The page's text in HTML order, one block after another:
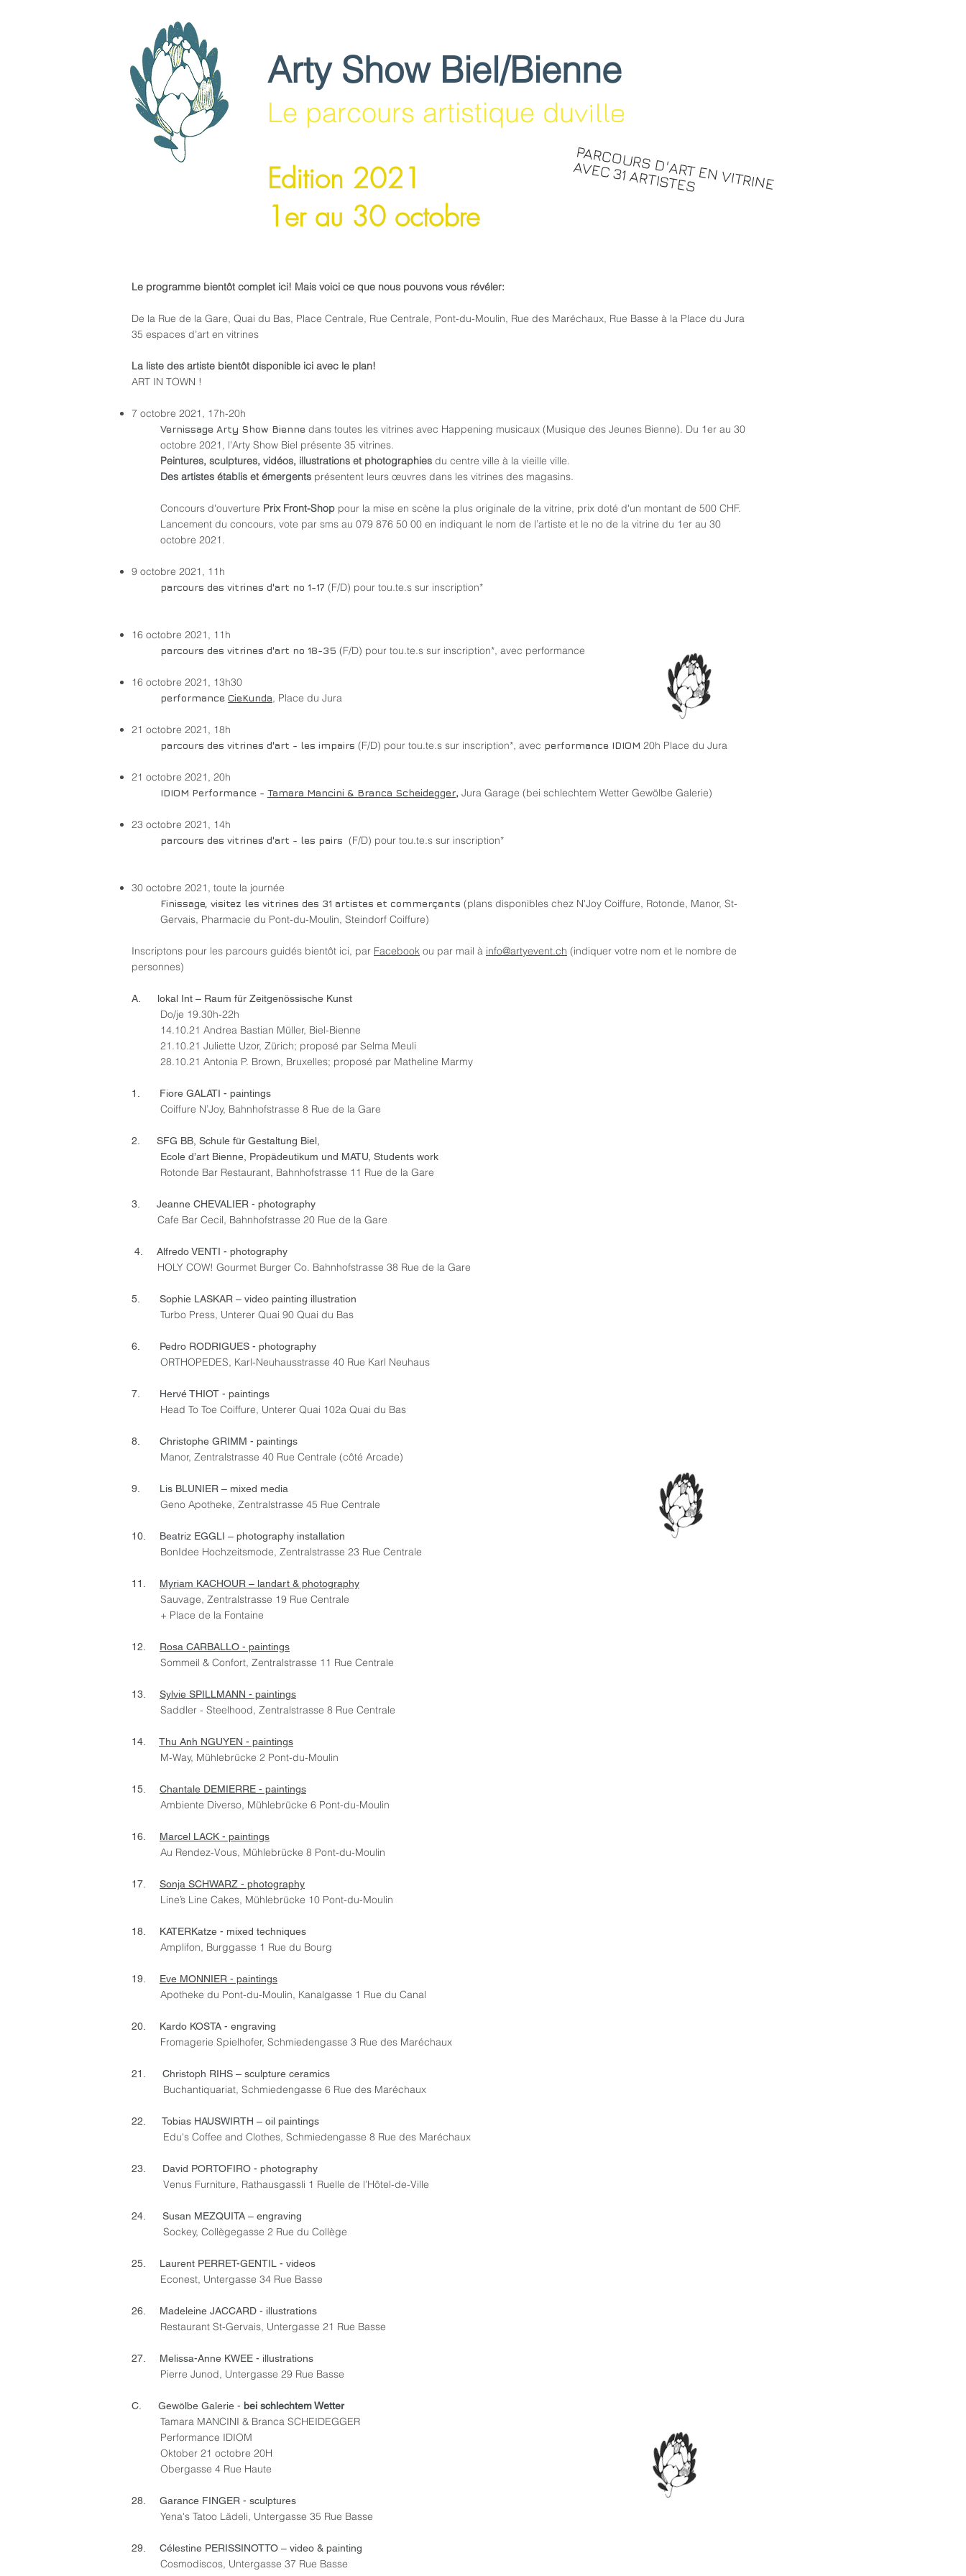
Arty Show Biel/Bienne
Le parcours artistique duville
Edition 2021
1er au 30 octobre
PARCOURS D'ART EN VITRINE
AVEC 31 ARTISTES
Le programme bientôt complet ici! Mais voici ce que nous pouvons vous révéler:
De la Rue de la Gare, Quai du Bas, Place Centrale, Rue Centrale, Pont-du-Moulin, Rue des Maréchaux, Rue Basse à la Place du Jura
35 espaces d’art en vitrines
La liste des artiste bientôt disponible ici avec le plan!
ART IN TOWN !
7 octobre 2021, 17h-20h
Vernissage Arty Show Bienne dans toutes les vitrines avec Happening musicaux (Musique des Jeunes Bienne). Du 1er au 30
octobre 2021, l'Arty Show Biel présente 35 vitrines.
Peintures, sculptures, vidéos, illustrations et photographies du centre ville à la vieille ville.
Des artistes établis et émergents présentent leurs œuvres dans les vitrines des magasins.
Concours d'ouverture Prix Front-Shop pour la mise en scène la plus originale de la vitrine, prix doté d'un montant de 500 CHF.
Lancement du concours, vote par sms au 079 876 50 00 en indiquant le nom de l’artiste et le no de la vitrine du 1er au 30
octobre 2021.
9 octobre 2021, 11h
parcours des vitrines d'art no 1-17 (F/D) pour tou.te.s sur inscription*
16 octobre 2021, 11h
parcours des vitrines d'art no 18-35 (F/D) pour tou.te.s sur inscription*, avec performance
16 octobre 2021, 13h30
performance CieKunda, Place du Jura
21 octobre 2021, 18h
parcours des vitrines d'art - les impairs (F/D) pour tou.te.s sur inscription*, avec performance IDIOM 20h Place du Jura
21 octobre 2021, 20h
IDIOM Performance - Tamara Mancini & Branca Scheidegger, Jura Garage (bei schlechtem Wetter Gewölbe Galerie)​
23 octobre 2021, 14h
parcours des vitrines d'art - les pairs (F/D) pour tou.te.s sur inscription*
30 octobre 2021, toute la journée
Finissage, visitez les vitrines des 31 artistes et commerçants (plans disponibles chez N'Joy Coiffure, Rotonde, Manor, St-
Gervais, Pharmacie du Pont-du-Moulin, Steindorf Coiffure)
Inscriptons pour les parcours guidés bientôt ici, par Facebook ou par mail à info@artyevent.ch (indiquer votre nom et le nombre de
personnes)
A. lokal Int – Raum für Zeitgenössische Kunst
Do/je 19.30h-22h
14.10.21 Andrea Bastian Müller, Biel-Bienne
21.10.21 Juliette Uzor, Zürich; proposé par Selma Meuli
28.10.21 Antonia P. Brown, Bruxelles; proposé par Matheline Marmy
1. Fiore GALATI - paintings
Coiffure N’Joy, Bahnhofstrasse 8 Rue de la Gare
2. SFG BB, Schule für Gestaltung Biel,
Ecole d’art Bienne, Propädeutikum und MATU, Students work
Rotonde Bar Restaurant, Bahnhofstrasse 11 Rue de la Gare
3. Jeanne CHEVALIER - photography
Cafe Bar Cecil, Bahnhofstrasse 20 Rue de la Gare
4. Alfredo VENTI - photography
HOLY COW! Gourmet Burger Co. Bahnhofstrasse 38 Rue de la Gare
5. Sophie LASKAR – video painting illustration
Turbo Press, Unterer Quai 90 Quai du Bas
6. Pedro RODRIGUES - photography
ORTHOPEDES, Karl-Neuhausstrasse 40 Rue Karl Neuhaus
7. Hervé THIOT - paintings
Head To Toe Coiffure, Unterer Quai 102a Quai du Bas
8. Christophe GRIMM - paintings
Manor, Zentralstrasse 40 Rue Centrale (côté Arcade)
9. Lis BLUNIER – mixed media
Geno Apotheke, Zentralstrasse 45 Rue Centrale
10. Beatriz EGGLI – photography installation
BonIdee Hochzeitsmode, Zentralstrasse 23 Rue Centrale
11. Myriam KACHOUR – landart & photography
Sauvage, Zentralstrasse 19 Rue Centrale
+ Place de la Fontaine
12. Rosa CARBALLO - paintings
Sommeil & Confort, Zentralstrasse 11 Rue Centrale
13. Sylvie SPILLMANN - paintings
Saddler - Steelhood, Zentralstrasse 8 Rue Centrale
14. Thu Anh NGUYEN - paintings
M-Way, Mühlebrücke 2 Pont-du-Moulin
15. Chantale DEMIERRE - paintings
Ambiente Diverso, Mühlebrücke 6 Pont-du-Moulin
16. Marcel LACK - paintings
Au Rendez-Vous, Mühlebrücke 8 Pont-du-Moulin
17. Sonja SCHWARZ - photography
Line’s Line Cakes, Mühlebrücke 10 Pont-du-Moulin
18. KATERKatze - mixed techniques
Amplifon, Burggasse 1 Rue du Bourg
19. Eve MONNIER - paintings
Apotheke du Pont-du-Moulin, Kanalgasse 1 Rue du Canal
20. Kardo KOSTA - engraving
Fromagerie Spielhofer, Schmiedengasse 3 Rue des Maréchaux
21. Christoph RIHS – sculpture ceramics
Buchantiquariat, Schmiedengasse 6 Rue des Maréchaux
22. Tobias HAUSWIRTH – oil paintings
Edu's Coffee and Clothes, Schmiedengasse 8 Rue des Maréchaux
23. David PORTOFIRO - photography
Venus Furniture, Rathausgassli 1 Ruelle de l’Hôtel-de-Ville
24. Susan MEZQUITA – engraving
Sockey, Collègegasse 2 Rue du Collège
25. Laurent PERRET-GENTIL - videos
Econest, Untergasse 34 Rue Basse
26. Madeleine JACCARD - illustrations
Restaurant St-Gervais, Untergasse 21 Rue Basse
27. Melissa-Anne KWEE - illustrations
Pierre Junod, Untergasse 29 Rue Basse
C. Gewölbe Galerie - bei schlechtem Wetter
Tamara MANCINI & Branca SCHEIDEGGER
Performance IDIOM
Oktober 21 octobre 20H
Obergasse 4 Rue Haute
28. Garance FINGER - sculptures
Yena's Tatoo Lädeli, Untergasse 35 Rue Basse
29. Célestine PERISSINOTTO – video & painting
Cosmodiscos, Untergasse 37 Rue Basse